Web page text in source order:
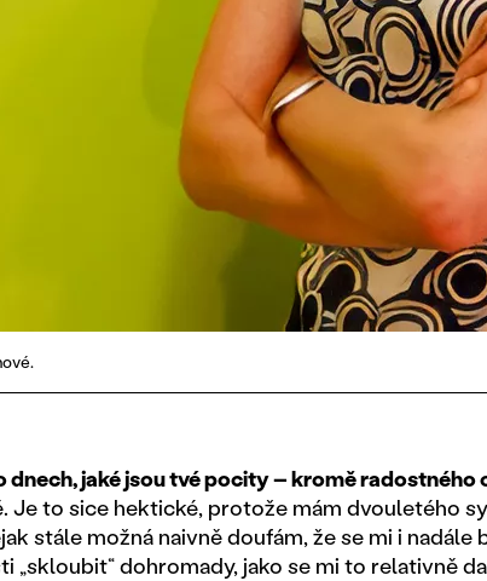
dnech, jaké jsou tvé pocity – kromě
Je to sice hektické, protože mám dvouletého
stále možná naivně doufám, že se mi i
„skloubit“ dohromady, jako se mi to relativně